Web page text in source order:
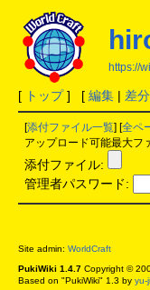
https://
[ トップ] [ 編集| 差分
添付ファイル一覧 全ペ
アップロード可能最大フ
添付ファイル:
管理者パスワード:
Site admin: WorldCraft
PukiWiki 1.4.7Copyright ©
Based on "PukiWiki" 1.3 by yu-ji